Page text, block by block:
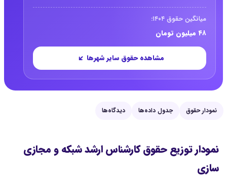
میانگین حقوق ۱۴۰۴:
۴۸ میلیون تومان
مشاهده حقوق سایر شهرها
نمودار حقوق جدول داده‌ها دیدگاه‌ها
نمودار توزیع حقوق کارشناس ارشد شبکه و مجازی
سازی